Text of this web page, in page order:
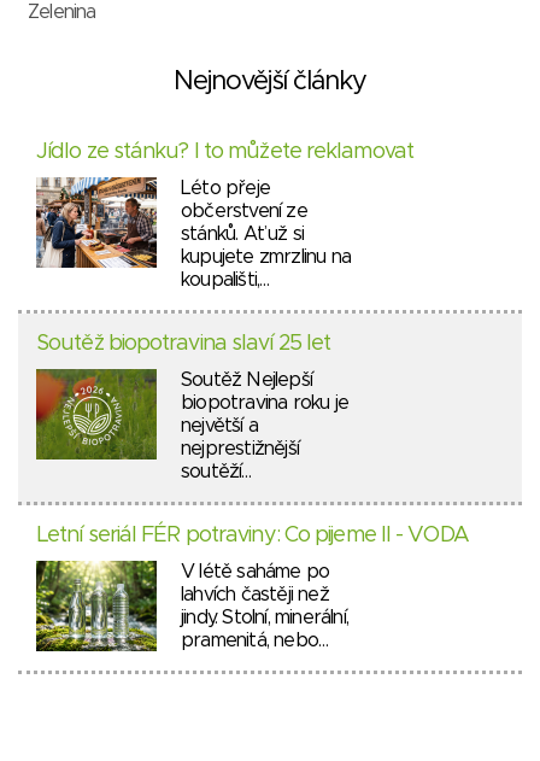
Zelenina
Nejnovější články
Jídlo ze stánku? I to můžete reklamovat
Léto přeje
občerstvení ze
stánků. Ať už si
kupujete zmrzlinu na
koupališti,…
Soutěž biopotravina slaví 25 let
Soutěž Nejlepší
biopotravina roku je
největší a
nejprestižnější
soutěží…
Letní seriál FÉR potraviny: Co pijeme II - VODA
V létě saháme po
lahvích častěji než
jindy. Stolní, minerální,
pramenitá, nebo…